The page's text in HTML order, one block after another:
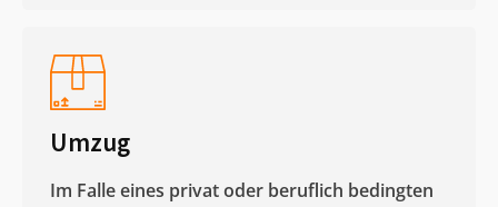
Umzug
Im Falle eines privat oder beruflich bedingten